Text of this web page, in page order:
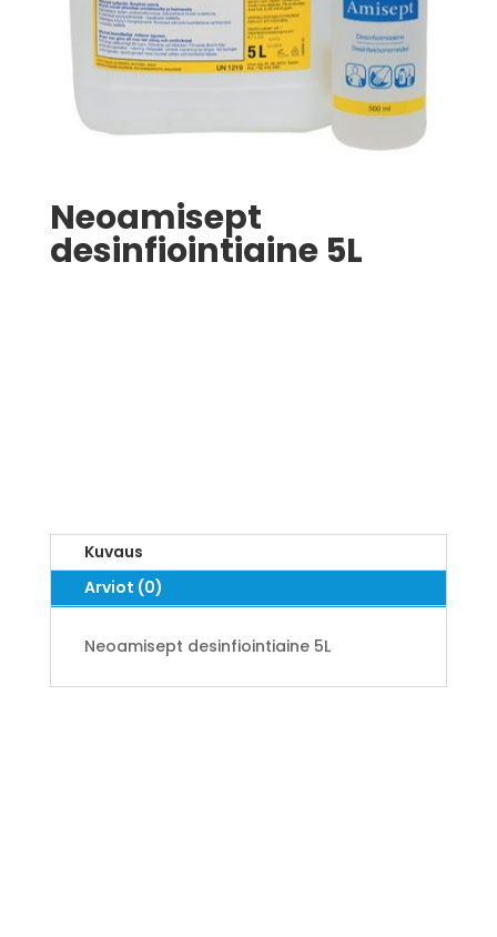
Neoamisept
desinfiointiaine 5L
Kuvaus
Arviot (0)
Neoamisept desinfiointiaine 5L